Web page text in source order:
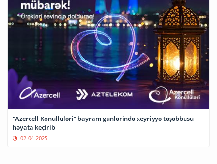
“Azercell Könüllüləri” bayram günlərində xeyriyyə təşəbbüsü
həyata keçirib
02-04-2025